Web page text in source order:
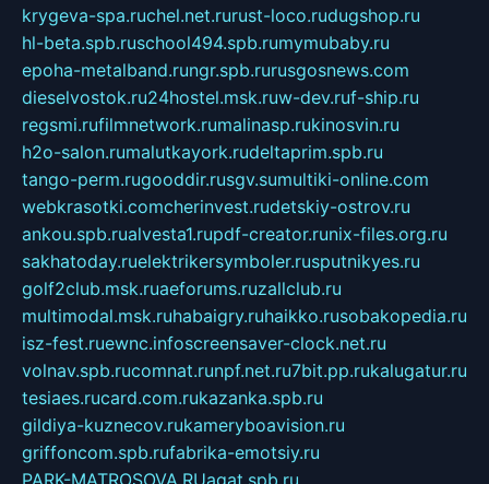
krygeva-spa.ruchel.net.rurust-loco.rudugshop.ru
hl-beta.spb.ruschool494.spb.rumymubaby.ru
epoha-metalband.rungr.spb.rurusgosnews.com
dieselvostok.ru24hostel.msk.ruw-dev.ruf-ship.ru
regsmi.rufilmnetwork.rumalinasp.rukinosvin.ru
h2o-salon.rumalutkayork.rudeltaprim.spb.ru
tango-perm.rugooddir.rusgv.sumultiki-online.com
webkrasotki.comcherinvest.rudetskiy-ostrov.ru
ankou.spb.rualvesta1.rupdf-creator.runix-files.org.ru
sakhatoday.ruelektrikersymboler.rusputnikyes.ru
golf2club.msk.ruaeforums.ruzallclub.ru
multimodal.msk.ruhabaigry.ruhaikko.rusobakopedia.ru
isz-fest.ruewnc.infoscreensaver-clock.net.ru
volnav.spb.rucomnat.runpf.net.ru7bit.pp.rukalugatur.ru
tesiaes.rucard.com.rukazanka.spb.ru
gildiya-kuznecov.rukameryboavision.ru
griffoncom.spb.rufabrika-emotsiy.ru
PARK-MATROSOVA.RUagat.spb.ru